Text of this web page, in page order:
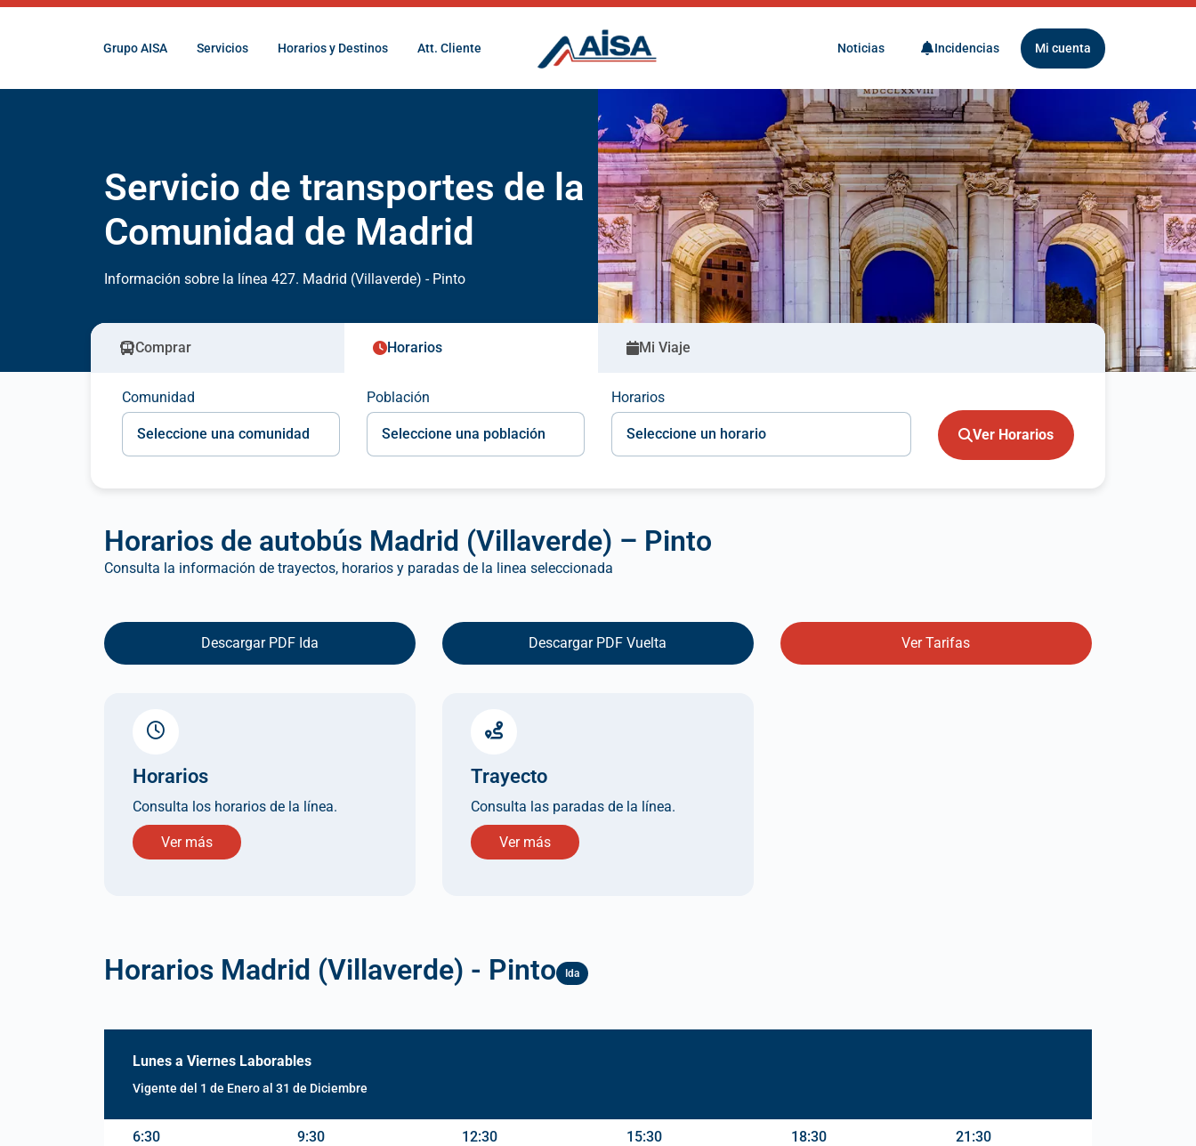
Grupo AISA Servicios Horarios y Destinos Att. Cliente Noticias Incidencias Mi cuenta
Servicio de transportes de la
Comunidad de Madrid
Información sobre la línea 427. Madrid (Villaverde) - Pinto
Comprar Horarios Mi Viaje
Comunidad Población Horarios
Ver Horarios
Horarios de autobús Madrid (Villaverde) – Pinto
Consulta la información de trayectos, horarios y paradas de la linea seleccionada
Descargar PDF Ida Descargar PDF Vuelta Ver Tarifas
Horarios
Consulta los horarios de la línea.
Ver más
Trayecto
Consulta las paradas de la línea.
Ver más
Horarios Madrid (Villaverde) - Pinto Ida
Lunes a Viernes Laborables
Vigente del 1 de Enero al 31 de Diciembre
6:30 9:30 12:30 15:30 18:30 21:30